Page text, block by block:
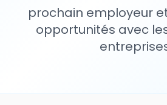
prochain employeur
opportunités avec